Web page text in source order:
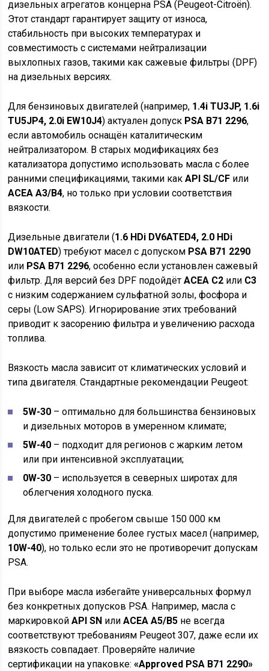
дизельных агрегатов концерна PSA (Peugeot-Citroën).
Этот стандарт гарантирует защиту от износа,
стабильность при высоких температурах и
совместимость с системами нейтрализации
выхлопных газов, такими как сажевые фильтры (DPF)
на дизельных версиях.
Для бензиновых двигателей (например, 1.4i TU3JP, 1.6i
TU5JP4, 2.0i EW10J4) актуален допуск PSA B71 2296,
если автомобиль оснащён каталитическим
нейтрализатором. В старых модификациях без
катализатора допустимо использовать масла с более
ранними спецификациями, такими какAPI SL/CF или
ACEA A3/B4, но только при условии соответствия
вязкости.
Дизельные двигатели (1.6 HDi DV6ATED4, 2.0 HDi
DW10ATED) требуют масел с допуском PSA B71 2290
или PSA B71 2296, особенно если установлен сажевый
фильтр. Для версий без DPF подойдётACEA C2 или C3
с низким содержанием сульфатной золы, фосфора и
серы (Low SAPS). Игнорирование этих требований
приводит к засорению фильтра и увеличению расхода
топлива.
Вязкость масла зависит от климатических условий и
типа двигателя. Стандартные рекомендации Peugeot:
5W-30 – оптимально для большинства бензиновых
и дизельных моторов в умеренном климате;
5W-40 – подходит для регионов с жарким летом
или при интенсивной эксплуатации;
0W-30 – используется в северных широтах для
облегчения холодного пуска.
Для двигателей с пробегом свыше 150 000 км
допустимо применение более густых масел (например,
10W-40), но только если это не противоречит допускам
PSA.
При выборе масла избегайте универсальных формул
без конкретных допусков PSA. Например, масла с
маркировкойAPI SN илиACEA A5/B5 не всегда
соответствуют требованиям Peugeot 307, даже если их
вязкость совпадает. Проверяйте наличие
сертификации на упаковке:«Approved PSA B71 2290»